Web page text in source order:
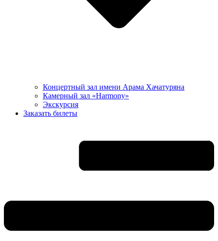
Концертный зал имени Арама Хачатуряна
Камерный зал «Harmony»
Экскурсия
Заказать билеты